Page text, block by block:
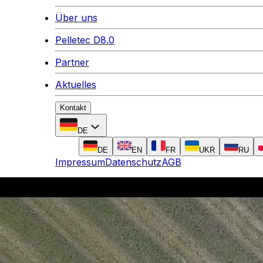
Über uns
Pelletec D8.0
Partner
Aktuelles
Kontakt
DE
DE EN FR UKR RU
ImpressumDatenschutzAGB